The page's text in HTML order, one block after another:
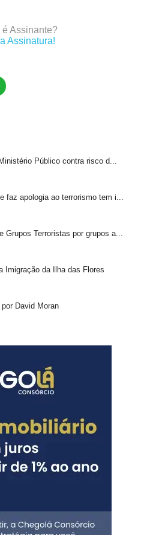
Assinante?
Assinatura!
Público contra risco d...
faz apologia ao terrorismo tem i...
Grupos Terroristas por grupos a...
Imigração da Ilha das Flores
David Moran